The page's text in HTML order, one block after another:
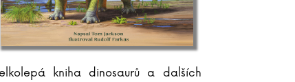
kniha dinosaurů a dalších